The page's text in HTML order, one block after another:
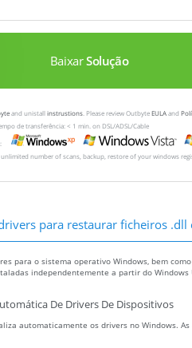
BaixarSolução
and unistallinstrustions . Please review OutbyteEULAand
de transferência: < 1 min. on DSL/ADSL/Cable
number of scans, backup, restore of your windows
para restaurar ficheiros .dll
para o sistema operativo Windows, bem
independentemente a partir do
De Drivers De Dispositivos
automaticamente os drivers no Windows.